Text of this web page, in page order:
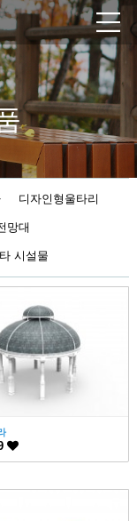
디자인형울타리
망대
시설물